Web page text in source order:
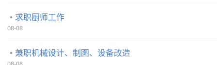
求职厨师工作
08-08
兼职机械设计、制图、设备改造